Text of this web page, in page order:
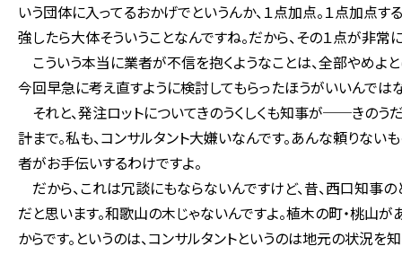
いう団体に入ってるおかげでというんか、１点加点。１点加点
強したら大体そういうことなんですね。だから、その１点が非常
こういう本当に業者が不信を抱くようなことは、全部やめよ
今回早急に考え直すように検討してもらったほうがいいんでは
それと、発注ロットについてきのうくしくも知事が──きのう
計まで。私も、コンサルタント大嫌いなんです。あんな頼りな
者がお手伝いするわけですよ。
だから、これは冗談にもならないんですけど、昔、西口知事
だと思います。和歌山の木じゃないんですよ。植木の町・桃山
からです。というのは、コンサルタントというのは地元の状